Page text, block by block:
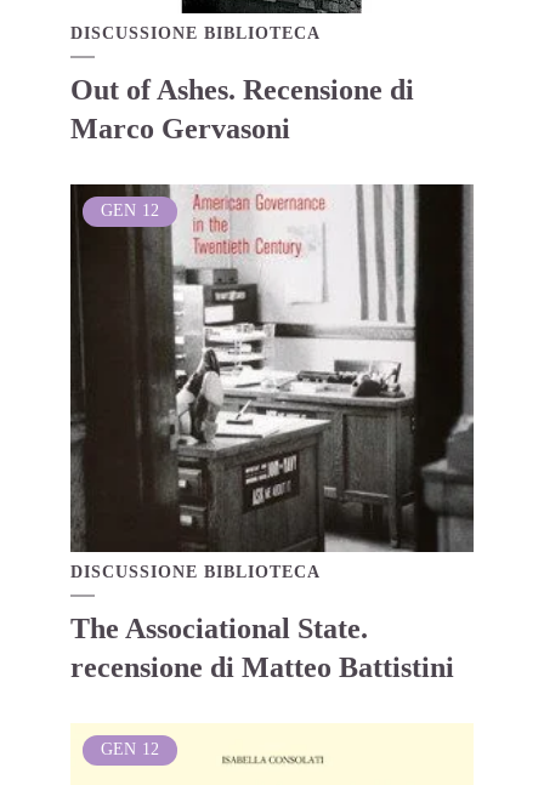
DISCUSSIONE BIBLIOTECA
Out of Ashes. Recensione di
Marco Gervasoni
GEN 12
DISCUSSIONE BIBLIOTECA
The Associational State.
recensione di Matteo Battistini
GEN 12